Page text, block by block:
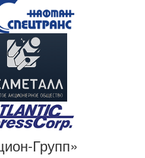
Групп»